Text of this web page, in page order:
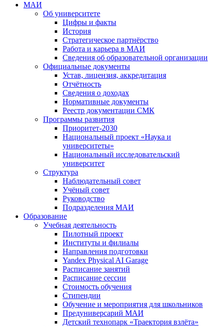
МАИ
Об университете
Цифры и факты
История
Стратегическое партнёрство
Работа и карьера в МАИ
Сведения об образовательной организации
Официальные документы
Устав, лицензия, аккредитация
Отчётность
Сведения о доходах
Нормативные документы
Реестр документации СМК
Программы развития
Приоритет-2030
Национальный проект «Наука и
университеты»
Национальный исследовательский
университет
Структура
Наблюдательный совет
Учёный совет
Руководство
Подразделения МАИ
Образование
Учебная деятельность
Пилотный проект
Институты и филиалы
Направления подготовки
Yandex Physical AI Garage
Расписание занятий
Расписание сессии
Стоимость обучения
Стипендии
Обучение и мероприятия для школьников
Предуниверсарий МАИ
Детский технопарк «Траектория взлёта»